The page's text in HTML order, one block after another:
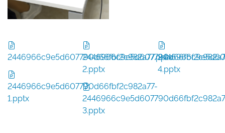
2446966c9e5d607790d66fbf2c982a77.pptx
2446966c9e5d607790d66fbf2c982a77-
1.pptx
2.pptx
3.pptx
4.pptx